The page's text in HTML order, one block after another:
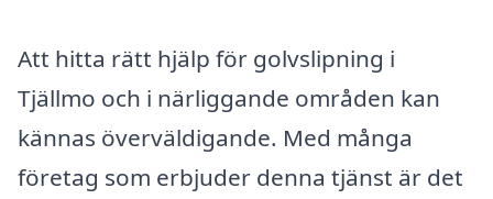
Att hitta rätt hjälp för golvslipning i
Tjällmo och i närliggande områden kan
kännas överväldigande. Med många
företag som erbjuder denna tjänst är det